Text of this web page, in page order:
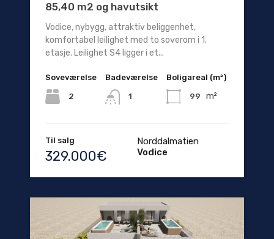
85,40 m2 og havutsikt
Vodice, nybygg, attraktiv beliggenhet,
komfortabel leilighet med to soverom i 1.
etasje. Leilighet S4 ligger i et...
Soveværelse
2
Badeværelse
1
Boligareal (m²)
99 m²
Til salg
329.000€
Norddalmatien
Vodice